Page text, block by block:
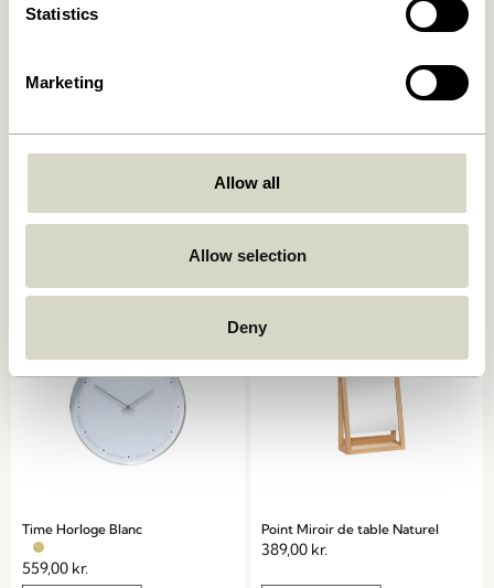
Statistics
Marketing
Allow all
Allow selection
Deny
329,00kr.
LED Ampoule inclusif
279,00kr.
Ajouter au panier
Time Horloge Blanc
559,00 kr.
Point Miroir de table Naturel
389,00 kr.